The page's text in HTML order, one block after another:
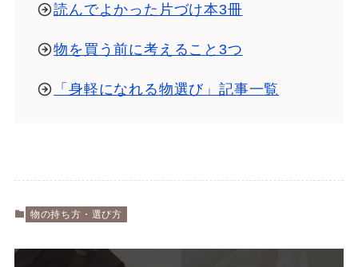
読んでよかった片づけ本3冊
物を買う前に考えること3つ
「身軽になれる物選び」記事一覧
物の持ち方・選び方